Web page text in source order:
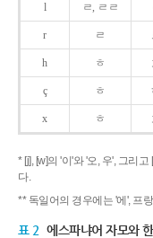
l ㄹ, ㄹㄹ
r ㄹ
h ㅎ
ç ㅎ
x ㅎ
* [j], [w]의 '이'와 '오, 우', 그리
다.
** 독일어의 경우에는 '에', 프
표 2 에스파냐어 자모와